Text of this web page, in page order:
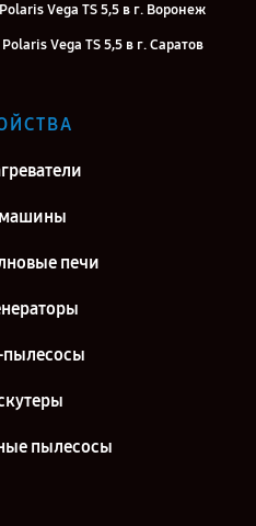
Vega TS 5,5 в г. Воронеж
Vega TS 5,5 в г. Саратов
Vega TS 5,5 в г. Киров
Vega TS 5,5 в г. Санкт-Петербург
печи
пылесосы